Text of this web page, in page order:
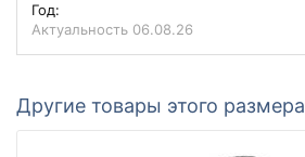
Год:
Актуальность 06.08.26
Другие товары этого размера